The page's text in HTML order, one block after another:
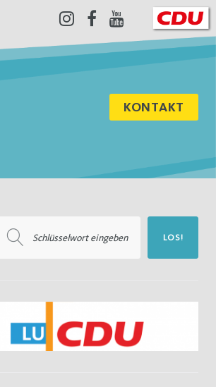
Instagram
Facebook
Youtube
KONTAKT
nach:
LOS!